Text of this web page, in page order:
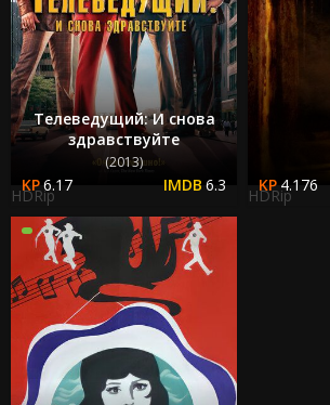
Телеведущий: И снова
здравствуйте
(2013)
6.17 6.3
HDRip
4.176
HDRip